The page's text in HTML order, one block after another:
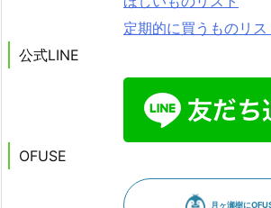
定期的に買うものリス
公式LINE
OFUSE